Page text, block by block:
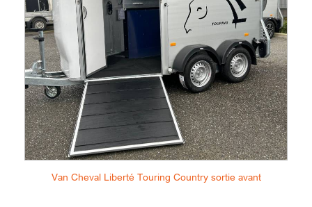
Van Cheval Liberté Touring Country sortie avant